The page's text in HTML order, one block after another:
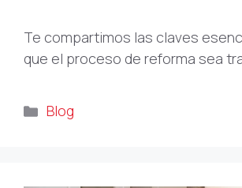
Te compartimos las claves
que el proceso de reforma sea
Categorías
Blog